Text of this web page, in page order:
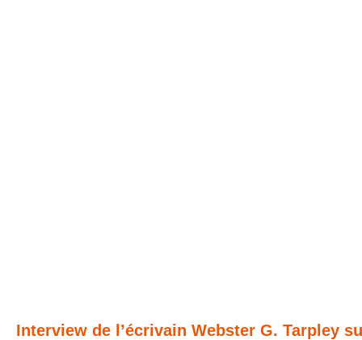
Interview de l’écrivain Webster G. Tarpley